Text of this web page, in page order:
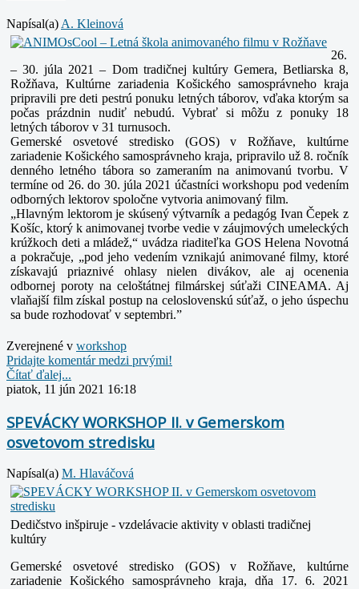
Napísal(a) A. Kleinová
26.
– 30. júla 2021 – Dom tradičnej kultúry Gemera, Betliarska 8,
Rožňava, Kultúrne zariadenia Košického samosprávneho kraja
pripravili pre deti pestrú ponuku letných táborov, vďaka ktorým sa
počas prázdnin nudiť nebudú. Vybrať si môžu z ponuky 18
letných táborov v 31 turnusoch.
Gemerské osvetové stredisko (GOS) v Rožňave, kultúrne
zariadenie Košického samosprávneho kraja, pripravilo už 8. ročník
denného letného tábora so zameraním na animovanú tvorbu. V
termíne od 26.do 30. júla 2021 účastníci workshopu pod vedením
odborných lektorov spoločne vytvoria animovaný film.
„Hlavným lektorom je skúsený výtvarník a pedagóg Ivan Čepek z
Košíc, ktorý k animovanej tvorbe vedie v záujmových umeleckých
krúžkoch deti a mládež,“ uvádza riaditeľka GOS Helena Novotná
a pokračuje, „pod jeho vedením vznikajú animované filmy, ktoré
získavajú priaznivé ohlasy nielen divákov, ale aj ocenenia
odbornej poroty na celoštátnej filmárskej súťaži CINEAMA. Aj
vlaňajší filmzískal postup na celoslovenskú súťaž, o jeho úspechu
sa bude rozhodovať v septembri.”
Zverejnené v workshop
Pridajte komentár medzi prvými!
Čítať ďalej...
piatok, 11 jún 2021 16:18
SPEVÁCKY WORKSHOP II. v Gemerskom
osvetovom stredisku
Napísal(a) M. Hlaváčová
Dedičstvo inšpiruje - vzdelávacie aktivity v oblasti tradičnej
kultúry
Gemerské osvetové stredisko (GOS) v Rožňave, kultúrne
zariadenie Košického samosprávneho kraja, dňa 17. 6. 2021